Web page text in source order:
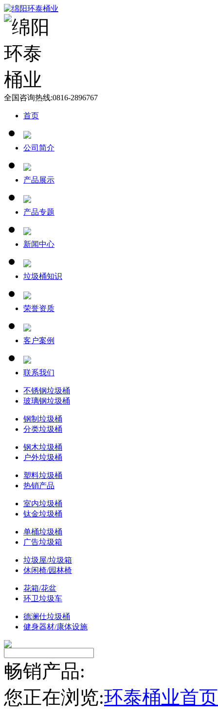
全国咨询热线:0816-2896767
首页
公司简介
产品展示
产品专题
新闻中心
垃圾桶知识
荣誉资质
客户案例
联系我们
不锈钢垃圾桶
玻璃钢垃圾桶
钢制垃圾桶
分类垃圾桶
钢木垃圾桶
户外垃圾桶
塑料垃圾桶
热销产品
室内垃圾桶
钛金垃圾桶
单桶垃圾桶
广告垃圾箱
垃圾屋/垃圾箱
休闲椅/园林椅
花箱/花盆
环卫垃圾车
德澜仕垃圾桶
健身器材/康体设施
畅销产品:
您正在浏览:环泰桶业首页